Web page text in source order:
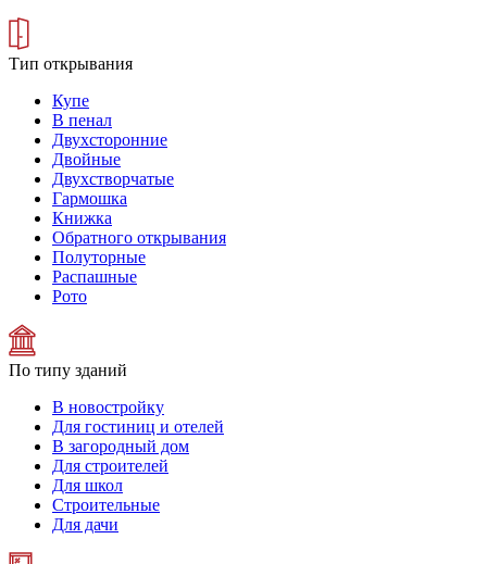
Тип открывания
Купе
В пенал
Двухсторонние
Двойные
Двухстворчатые
Гармошка
Книжка
Обратного открывания
Полуторные
Распашные
Рото
По типу зданий
В новостройку
Для гостиниц и отелей
В загородный дом
Для строителей
Для школ
Строительные
Для дачи